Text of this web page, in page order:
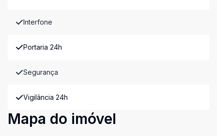
Interfone
Portaria 24h
Segurança
Vigilância 24h
Mapa do imóvel